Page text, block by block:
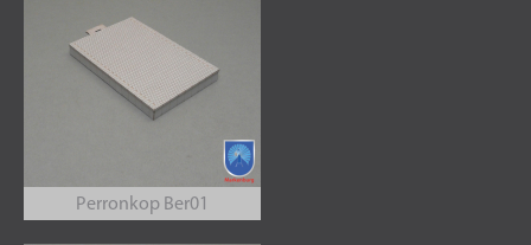
Perronkop Ber01